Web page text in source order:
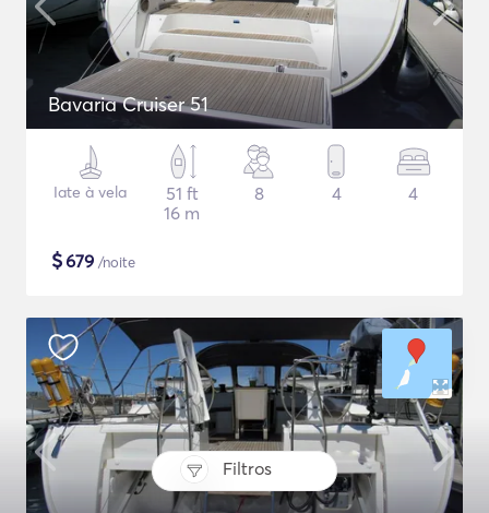
Filtros
Bavaria Cruiser 51
Iate à vela
51 ft
16 m
8 4 4
$679 /noite